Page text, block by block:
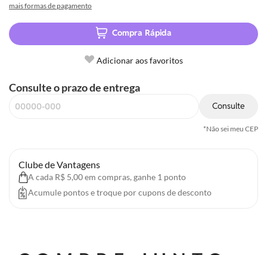
mais formas de pagamento
Compra Rápida
Adicionar aos favoritos
Consulte o prazo de entrega
Consulte
*Não sei meu CEP
Clube de Vantagens
A cada R$ 5,00 em compras, ganhe 1 ponto
Acumule pontos e troque por cupons de desconto